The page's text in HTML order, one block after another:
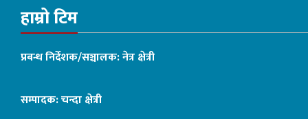
हाम्रो टिम
प्रबन्ध निर्देशक/सञ्चालक: नेत्र क्षेत्री
सम्पादक: चन्दा क्षेत्री